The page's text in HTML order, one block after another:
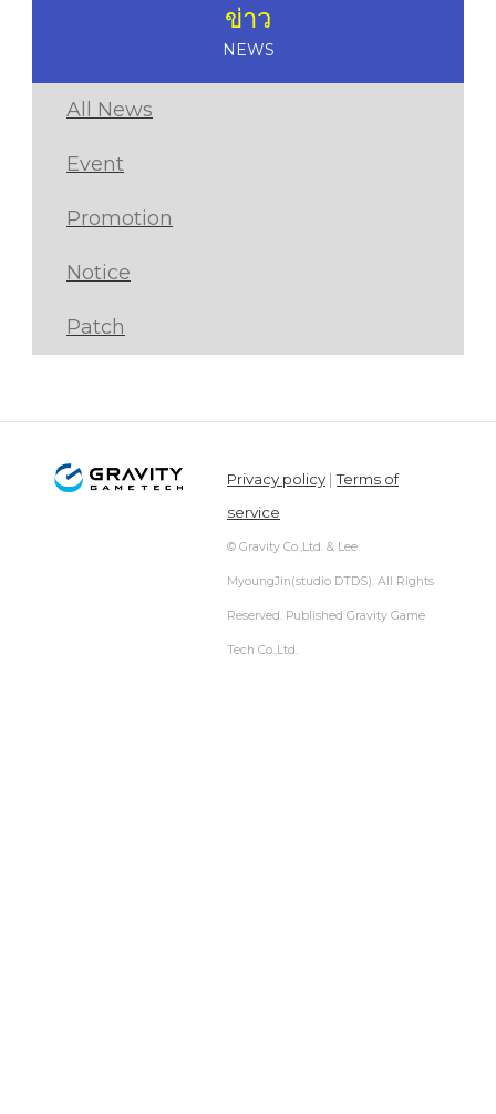
ข่าว
NEWS
All News
Event
Promotion
Notice
Patch
Privacy policy |Terms of
service
© Gravity Co.,Ltd. & Lee
MyoungJin(studio DTDS). All Rights
Reserved. Published Gravity Game
Tech Co.,Ltd.